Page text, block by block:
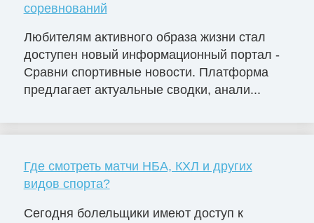
соревнований
Любителям активного образа жизни стал
доступен новый информационный портал -
Сравни спортивные новости. Платформа
предлагает актуальные сводки, анали...
Где смотреть матчи НБА, КХЛ и других
видов спорта?
Сегодня болельщики имеют доступ к